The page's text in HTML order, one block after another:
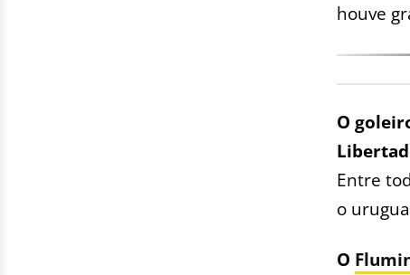
houve
O
Entre
o
O